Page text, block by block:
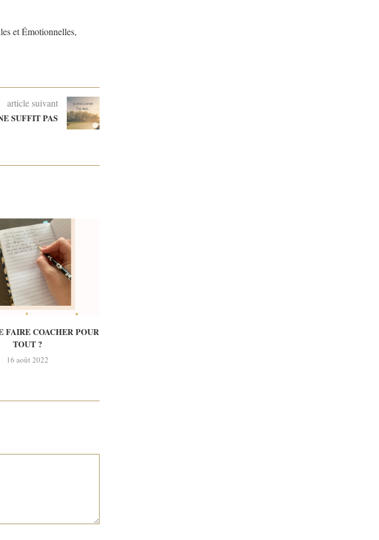
et Émotionnelles,
article suivant
SUFFIT PAS
FAIRE COACHER POUR
TOUT ?
16 août 2022